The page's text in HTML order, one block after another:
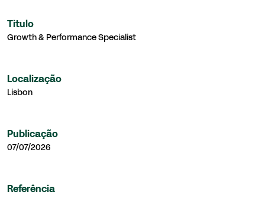
Titulo
Growth & Performance Specialist
Localização
Lisbon
Publicação
07/07/2026
Referência